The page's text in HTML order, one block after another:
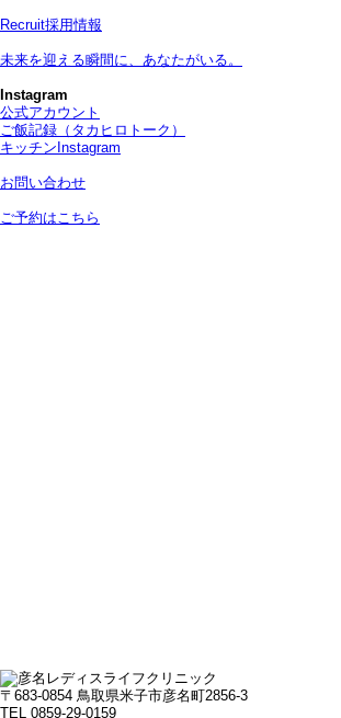
Recruit採用情報
未来を迎える瞬間に、あなたがいる。
Instagram
公式アカウント
ご飯記録（タカヒロトーク）
キッチンInstagram
お問い合わせ
ご予約はこちら
〒683-0854 鳥取県米子市彦名町2856-3
TEL 0859-29-0159